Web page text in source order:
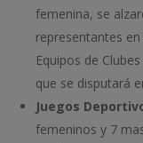
femenina, se
representantes
Equipos de
que se disputará
Juegos
femeninos y 7